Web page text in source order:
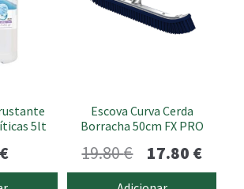
5lt
€
Escova Curva Cerda
Borracha 50cm FX PRO
19.80€
preço
17.80 €O
preço